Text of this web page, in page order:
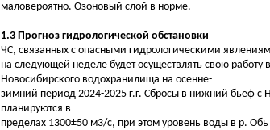
маловероятно. Озоновый слой в норме.
1.3 Прогноз гидрологической обстановки
ЧС, связанных с опасными гидрологическими
на следующей неделе будет осуществлять свою работу
Новосибирского водохранилища на осенне-
зимний период 2024-2025 г.г. Сбросы в нижний бьеф с
планируются в
пределах 1300±50 м3/с, при этом уровень воды в р.